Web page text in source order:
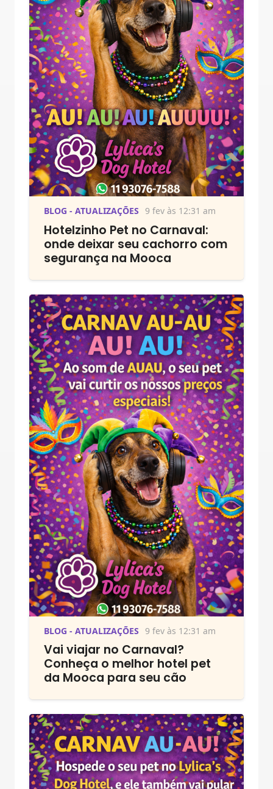
BLOG - ATUALIZAÇÕES 9 fev às 12:31 am
Hotelzinho Pet no Carnaval:
onde deixar seu cachorro com
segurança na Mooca
BLOG - ATUALIZAÇÕES 9 fev às 12:31 am
Vai viajar no Carnaval?
Conheça o melhor hotel pet
da Mooca para seu cão